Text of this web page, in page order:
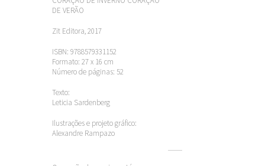
DE VERÃO
Zit Editora, 2017
ISBN: 9788579331152
Formato: 27 x 16 cm
Número de páginas: 52
Texto:
Leticia Sardenberg
Ilustrações e projeto gráfico:
Alexandre Rampazo